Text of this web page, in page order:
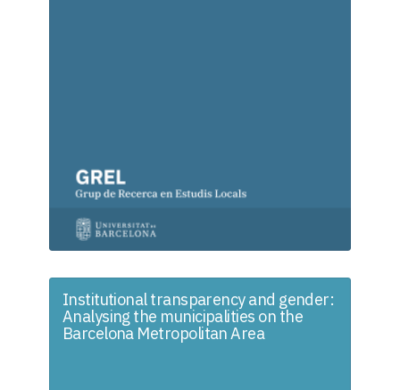
Institutional transparency and gender:
Analysing the municipalities on the
Barcelona Metropolitan Area